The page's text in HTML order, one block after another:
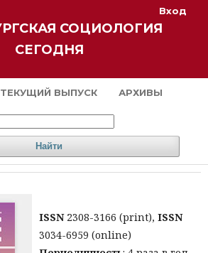
СОЦИОЛОГИЯ
СЕГОДНЯ
ТЕКУЩИЙ ВЫПУСК АРХИВЫ
Найти
Вход
ISSN 2308-3166 (print), ISSN
3034-6959 (online)